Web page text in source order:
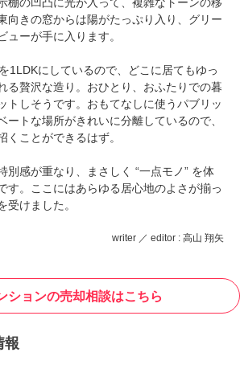
向きの窓からは陽がたっぷり入り、グリー
ューが手に入ります。
1LDKにしているので、どこに居てもゆっ
る贅沢な造り。おひとり、おふたりでの暮
トしそうです。おもてなしに使うパブリッ
ートな場所がきれいに分離しているので、
くことができるはず。
別感が重なり、まさしく “一点モノ” を体
す。ここにはあらゆる居心地のよさが揃っ
受けました。
writer ／ editor : 高山 翔矢
ションの売却相談はこちら
報